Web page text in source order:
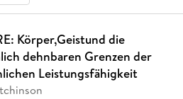
Körper,Geistund die
dehnbaren Grenzen der
Leistungsfähigkeit